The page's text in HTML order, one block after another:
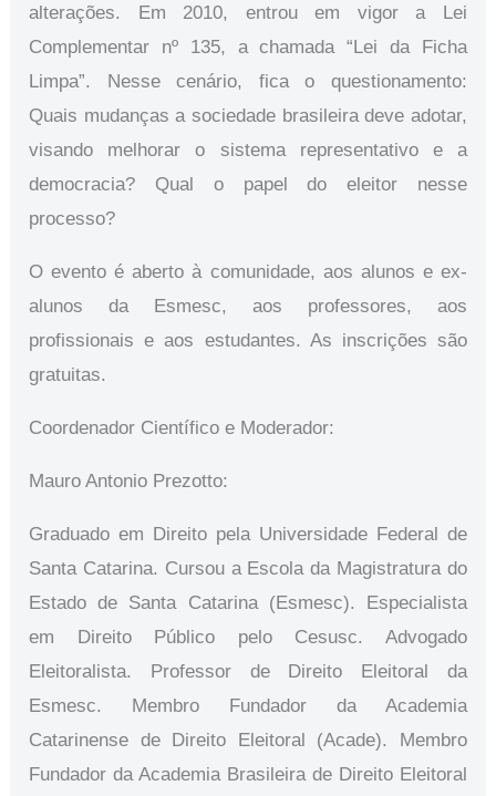
alterações. Em 2010, entrou em vigor a Lei
Complementar nº 135, a chamada “Lei da Ficha
Limpa”. Nesse cenário, fica o questionamento:
Quais mudanças a sociedade brasileira deve adotar,
visando melhorar o sistema representativo e a
democracia? Qual o papel do eleitor nesse
processo?
O evento é aberto à comunidade, aos alunos e ex-
alunos da Esmesc, aos professores, aos
profissionais e aos estudantes. As inscrições são
gratuitas.
Coordenador Científico e Moderador:
Mauro Antonio Prezotto:
Graduado em Direito pela Universidade Federal de
Santa Catarina. Cursou a Escola da Magistratura do
Estado de Santa Catarina (Esmesc). Especialista
em Direito Público pelo Cesusc. Advogado
Eleitoralista. Professor de Direito Eleitoral da
Esmesc. Membro Fundador da Academia
Catarinense de Direito Eleitoral (Acade). Membro
Fundador da Academia Brasileira de Direito Eleitoral